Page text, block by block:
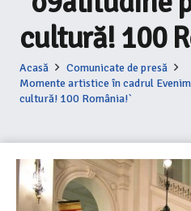
cultură! 100
Acasă
Comunicate de presă
Momente artistice în cadrul
cultură! 100 România!`